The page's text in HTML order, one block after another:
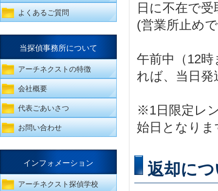
よくあるご質問
当探偵事務所について
アーチネクストの特徴
会社概要
代表ごあいさつ
お問い合わせ
インフォメーション
アーチネクスト探偵学校
日に不在で
(営業所止め
午前中（12
れば、当日
※1日限定レ
始日となりま
返却に